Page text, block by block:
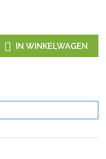
 IN WINKELWAGEN